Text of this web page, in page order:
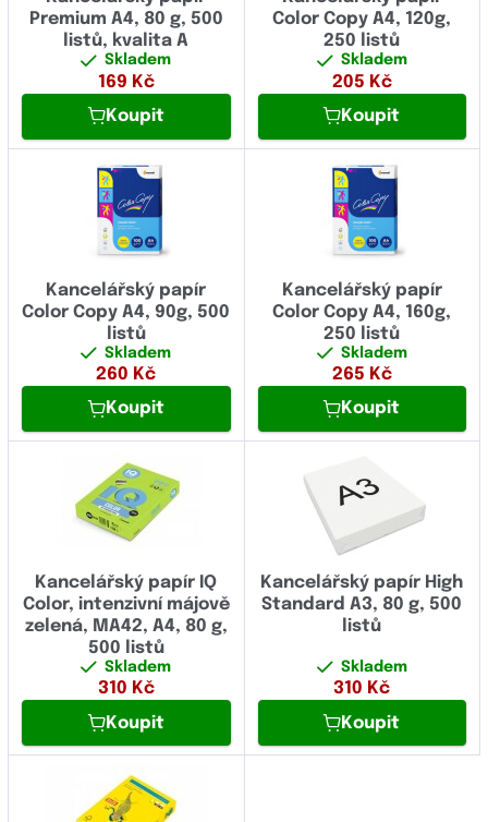
Premium A4, 80 g, 500
listů, kvalita A
Skladem
169 Kč
Koupit
Color Copy A4, 120g,
250 listů
Skladem
205 Kč
Koupit
Kancelářský papír
Color Copy A4, 90g, 500
listů
Skladem
260 Kč
Koupit
Kancelářský papír
Color Copy A4, 160g,
250 listů
Skladem
265 Kč
Koupit
Kancelářský papír IQ
Color, intenzivní májově
zelená, MA42, A4, 80 g,
500 listů
Skladem
310 Kč
Koupit
Kancelářský papír High
Standard A3, 80 g, 500
listů
Skladem
310 Kč
Koupit